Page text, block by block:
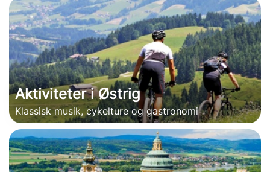
Aktiviteter i Østrig
Klassisk musik, cykelture og gastronomi